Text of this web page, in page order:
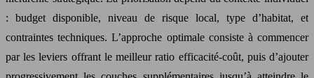
: budget disponible, niveau de risque local, type d’habitat, et
contraintes techniques. L’approche optimale consiste à commencer
par les leviers offrant le meilleur ratio efficacité-coût, puis d’ajouter